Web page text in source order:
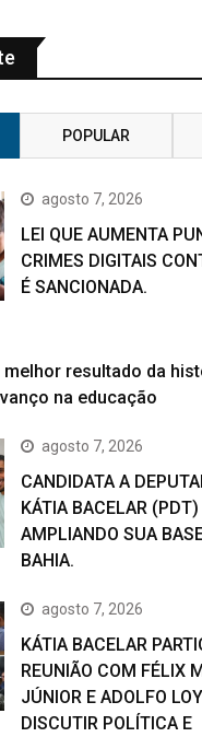
POPULAR
agosto 7, 2026
LEI QUE AUMENTA
CRIMES DIGITAIS
É SANCIONADA.
resultado da
na educação
agosto 7, 2026
CANDIDATA A
KÁTIA BACELAR (PDT)
AMPLIANDO SUA
BAHIA.
agosto 7, 2026
KÁTIA BACELAR
REUNIÃO COM FÉLIX
JÚNIOR E ADOLFO
DISCUTIR POLÍTICA E